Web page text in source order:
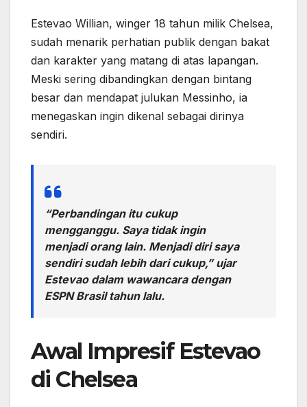
Estevao Willian, winger 18 tahun milik Chelsea,
sudah menarik perhatian publik dengan bakat
dan karakter yang matang di atas lapangan.
Meski sering dibandingkan dengan bintang
besar dan mendapat julukan Messinho, ia
menegaskan ingin dikenal sebagai dirinya
sendiri.
“Perbandingan itu cukup
mengganggu. Saya tidak ingin
menjadi orang lain. Menjadi diri saya
sendiri sudah lebih dari cukup,” ujar
Estevao dalam wawancara dengan
ESPN Brasil tahun lalu.
Awal Impresif Estevao
di Chelsea